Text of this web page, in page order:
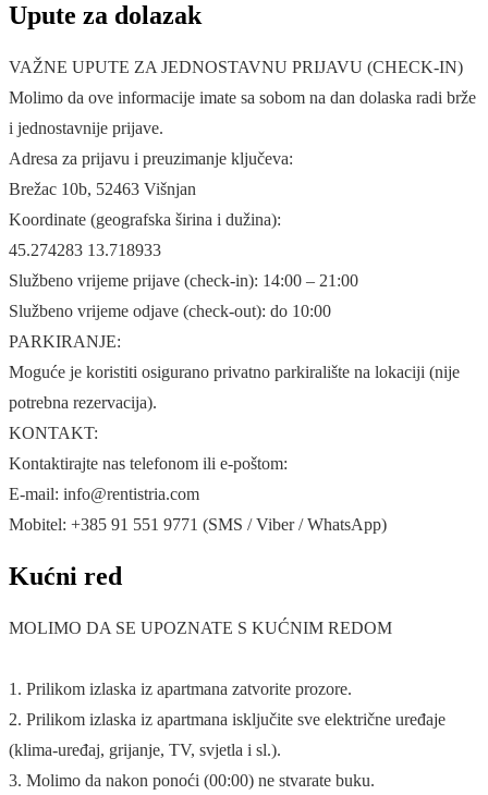
Upute za dolazak
VAŽNE UPUTE ZA JEDNOSTAVNU PRIJAVU (CHECK-IN)
Molimo da ove informacije imate sa sobom na dan dolaska radi brže
i jednostavnije prijave.
Adresa za prijavu i preuzimanje ključeva:
Brežac 10b, 52463 Višnjan
Koordinate (geografska širina i dužina):
45.274283 13.718933
Službeno vrijeme prijave (check-in): 14:00 – 21:00
Službeno vrijeme odjave (check-out): do 10:00
PARKIRANJE:
Moguće je koristiti osigurano privatno parkiralište na lokaciji (nije
potrebna rezervacija).
KONTAKT:
Kontaktirajte nas telefonom ili e-poštom:
E-mail: info@rentistria.com
Mobitel: +385 91 551 9771 (SMS / Viber / WhatsApp)
Kućni red
MOLIMO DA SE UPOZNATE S KUĆNIM REDOM
1. Prilikom izlaska iz apartmana zatvorite prozore.
2. Prilikom izlaska iz apartmana isključite sve električne uređaje
(klima-uređaj, grijanje, TV, svjetla i sl.).
3. Molimo da nakon ponoći (00:00) ne stvarate buku.